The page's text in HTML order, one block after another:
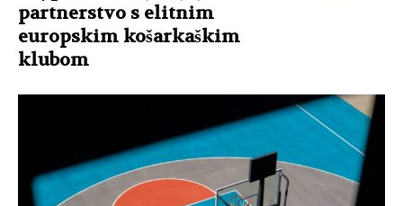
partnerstvo s elitnim
europskim košarkaškim
klubom